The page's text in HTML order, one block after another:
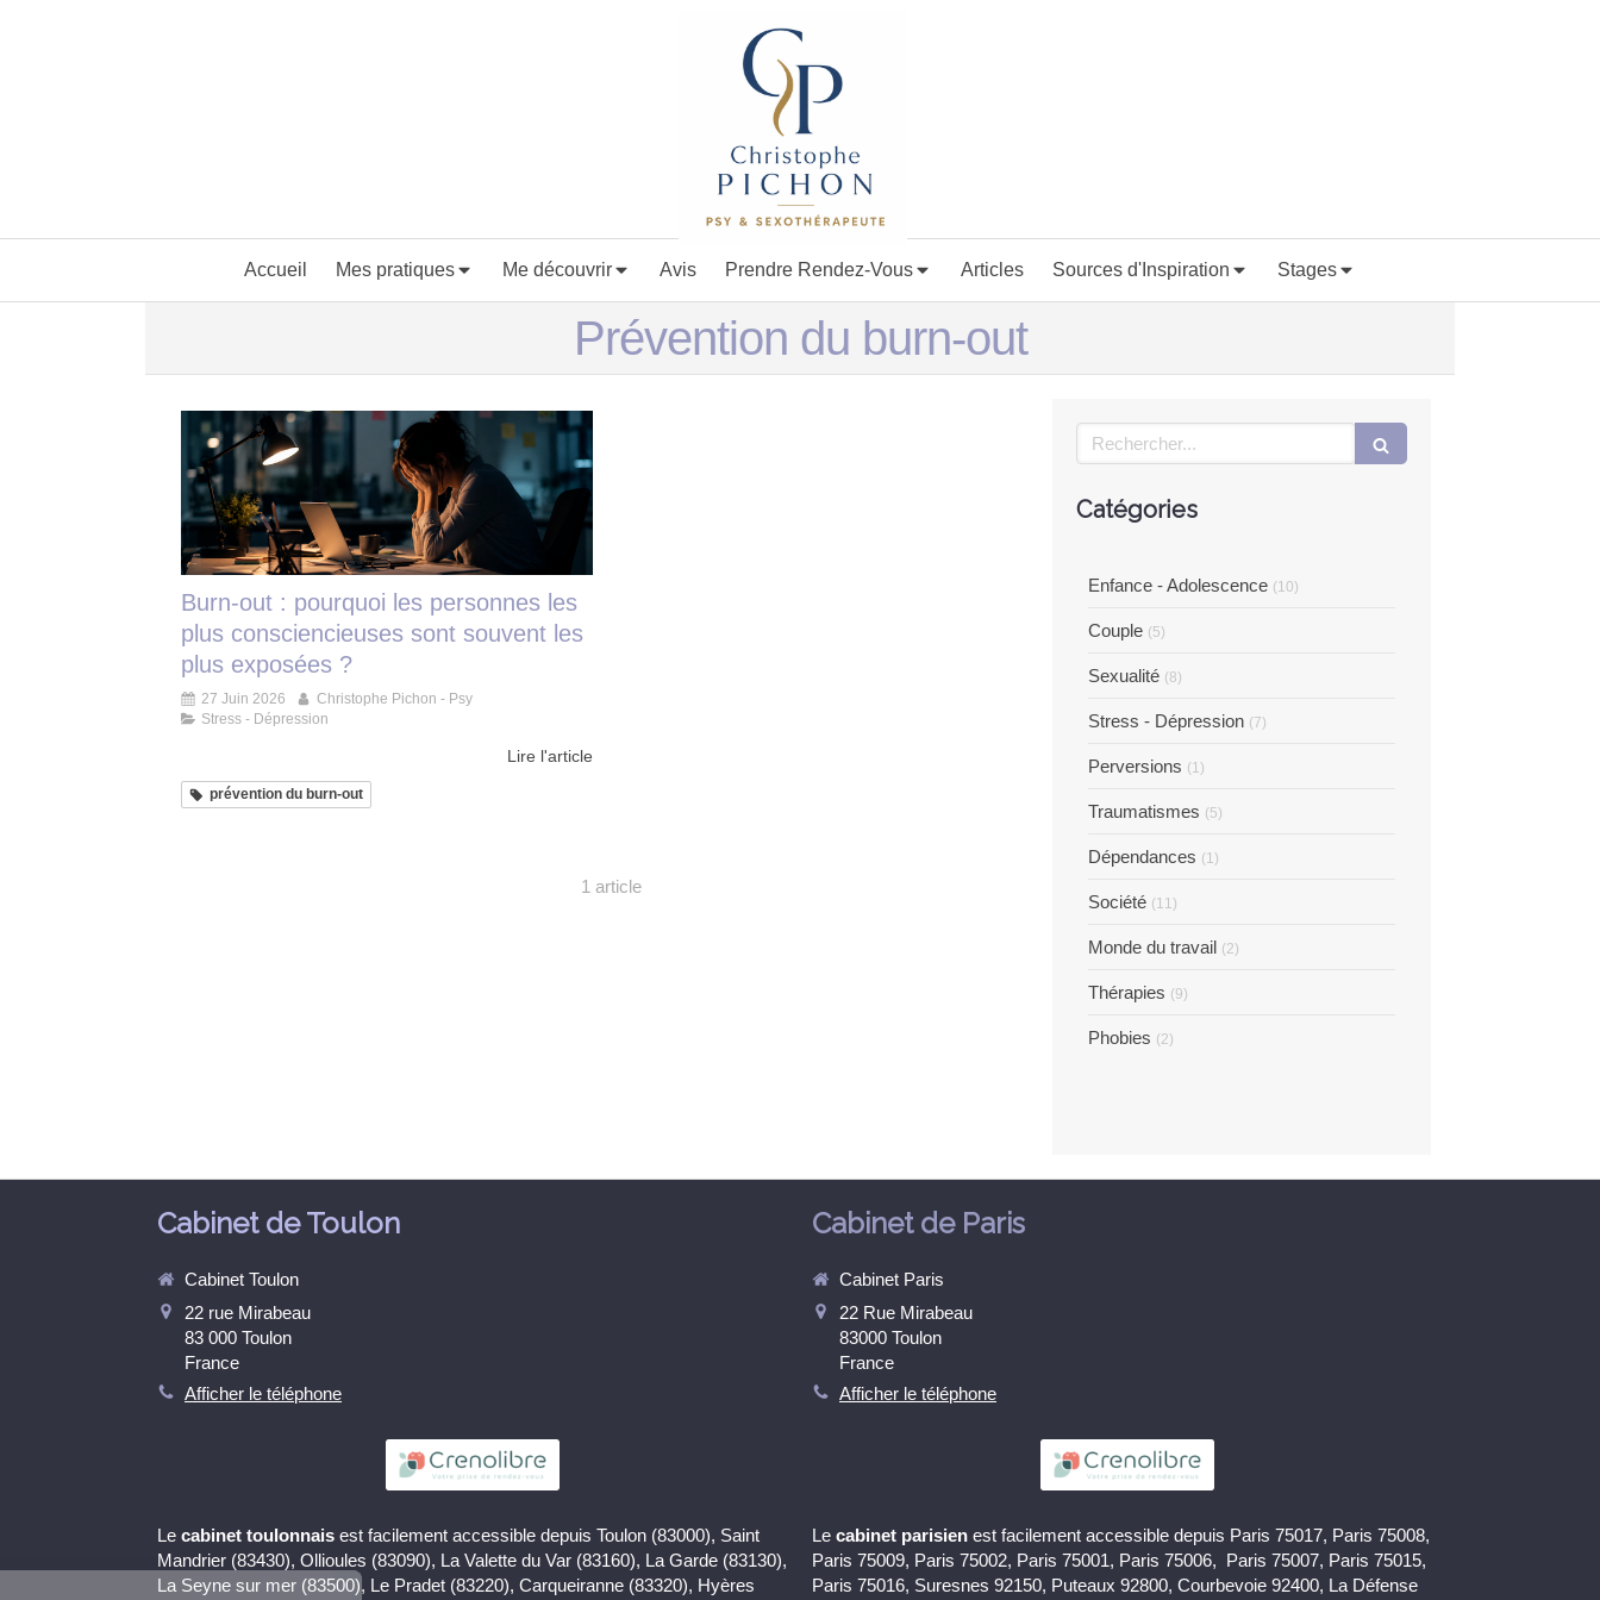
Accueil Mes pratiques Me découvrir Avis Prendre Rendez-Vous Articles Sources d'Inspiration Stages
Prévention du burn-out
Burn-out : pourquoi les personnes les
plus consciencieuses sont souvent les
plus exposées ?
27 Juin 2026
Christophe Pichon - Psy
Stress - Dépression
Lire l'article
prévention du burn-out
1 article
Rechercher
Catégories
Enfance - Adolescence (10)
Couple (5)
Sexualité (8)
Stress - Dépression (7)
Perversions (1)
Traumatismes (5)
Dépendances (1)
Société (11)
Monde du travail (2)
Thérapies (9)
Phobies (2)
Cabinet de Toulon
Cabinet Toulon
22 rue Mirabeau
83 000 Toulon
France
Afficher le téléphone
Le cabinet toulonnais est facilement accessible depuis Toulon (83000), Saint
Mandrier (83430), Ollioules (83090), La Valette du Var (83160), La Garde (83130),
La Seyne sur mer (83500), Le Pradet (83220), Carqueiranne (83320), Hyères
Cabinet de Paris
Cabinet Paris
22 Rue Mirabeau
83000 Toulon
France
Afficher le téléphone
Le cabinet parisien est facilement accessible depuis Paris 75017, Paris 75008,
Paris 75009, Paris 75002, Paris 75001, Paris 75006, Paris 75007, Paris 75015,
Paris 75016, Suresnes 92150, Puteaux 92800, Courbevoie 92400, La Défense
Continuer sans accepter